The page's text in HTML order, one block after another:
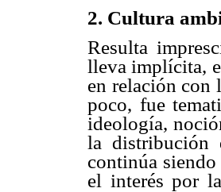
2. Cultura
Resulta
lleva implícita,
en relación con
poco, fue
ideología,
la distribución
continúa
el interés por